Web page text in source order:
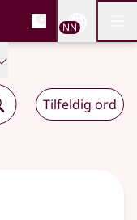
og
NN
Tilfeldig ord